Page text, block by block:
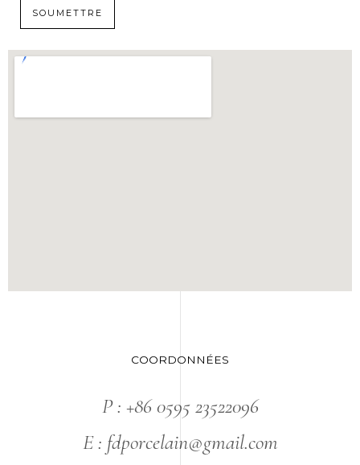
COORDONNÉES
P : +86 0595 23522096
E : fdporcelain@gmail.com